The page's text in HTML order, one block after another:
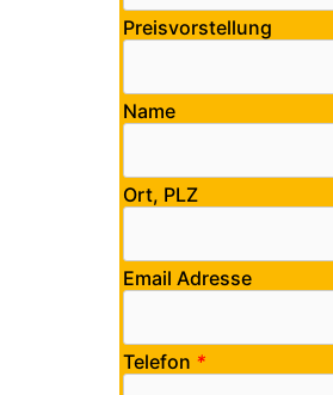
Preisvorstellung
Name
Ort, PLZ
Email Adresse
Telefon *